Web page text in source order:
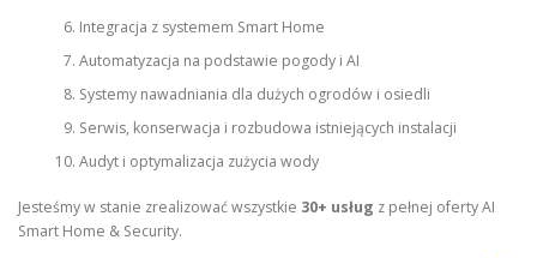
Integracja z systemem Smart Home
Automatyzacja na podstawie pogody i AI
Systemy nawadniania dla dużych ogrodów i osiedli
Serwis, konserwacja i rozbudowa istniejących instalacji
Audyt i optymalizacja zużycia wody
Jesteśmy w stanie zrealizować wszystkie 30+ usług z pełnej oferty AI
Smart Home & Security.